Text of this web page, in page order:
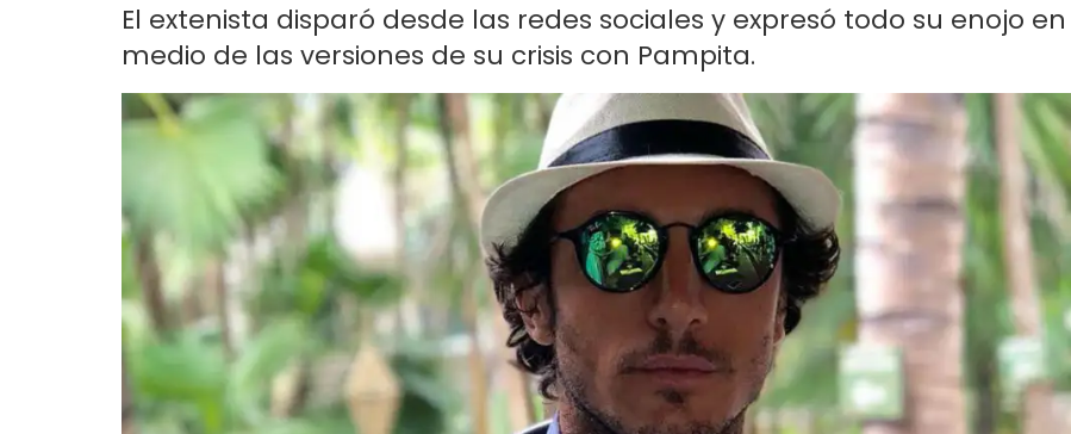
El extenista disparó desde las redes sociales y expresó todo su enojo en
medio de las versiones de su crisis con Pampita.